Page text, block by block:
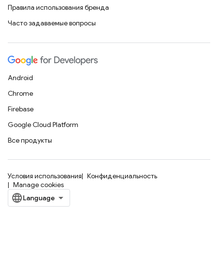
Правила использования бренда
Часто задаваемые вопросы
Android
Chrome
Firebase
Google Cloud Platform
Все продукты
Условия использования
Конфиденциальность
Manage cookies